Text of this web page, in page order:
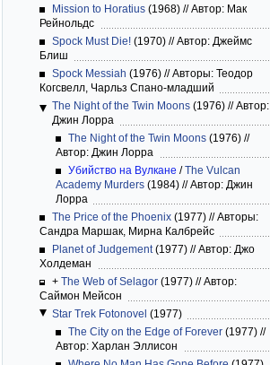
Mission to Horatius (1968) //Автор: Мак
Рейнольдс
Spock Must Die! (1970) //Автор: Джеймс
Блиш
Spock Messiah (1976) //Авторы: Теодор
Когсвелл, Чарльз Спано-младший
The Night of the Twin Moons (1976) //Автор:
Джин Лорра
The Night of the Twin Moons (1976) //
Автор: Джин Лорра
Убийство на Вулкане /The Vulcan
Academy Murders (1984) //Автор: Джин
Лорра
The Price of the Phoenix (1977) //Авторы:
Сандра Маршак, Мирна Калбрейс
Planet of Judgement(1977) //Автор: Джо
Холдеман
+ The Web of Selagor (1977) //Автор:
Саймон Мейсон
Star Trek Fotonovel (1977)
The City on the Edge of Forever (1977) //
Автор: Харлан Эллисон